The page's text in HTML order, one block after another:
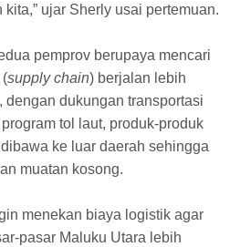
ujar Sherly usai pertemuan.
pemprov berupaya mencari
(supply chain) berjalan lebih
dengan dukungan transportasi
tol laut, produk-produk
ke luar daerah sehingga
muatan kosong.
menekan biaya logistik agar
pasar Maluku Utara lebih